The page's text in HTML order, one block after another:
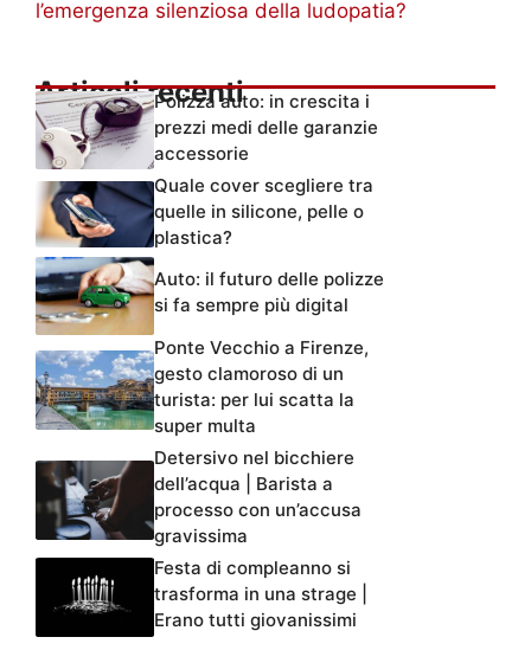
l’emergenza silenziosa della ludopatia?
Articoli recentiPolizza auto: in crescita i
prezzi medi delle garanzie
accessorie
Quale cover scegliere tra
quelle in silicone, pelle o
plastica?
Auto: il futuro delle polizze
si fa sempre più digital
Ponte Vecchio a Firenze,
gesto clamoroso di un
turista: per lui scatta la
super multa
Detersivo nel bicchiere
dell’acqua | Barista a
processo con un’accusa
gravissima
Festa di compleanno si
trasforma in una strage |
Erano tutti giovanissimi